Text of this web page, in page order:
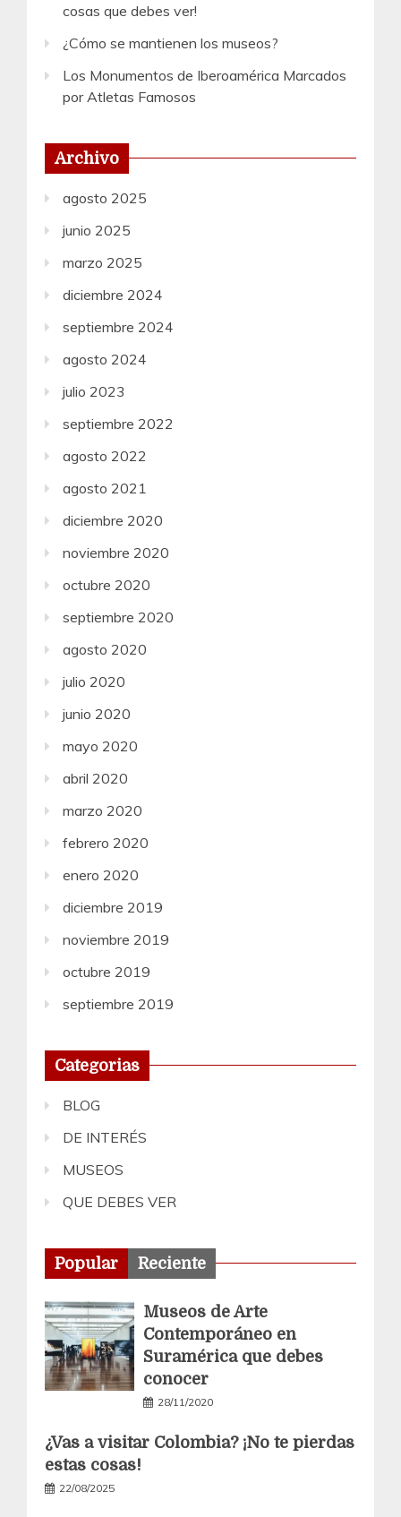
cosas que debes ver!
¿Cómo se mantienen los museos?
Los Monumentos de Iberoamérica Marcados
por Atletas Famosos
Archivo
agosto 2025
junio 2025
marzo 2025
diciembre 2024
septiembre 2024
agosto 2024
julio 2023
septiembre 2022
agosto 2022
agosto 2021
diciembre 2020
noviembre 2020
octubre 2020
septiembre 2020
agosto 2020
julio 2020
junio 2020
mayo 2020
abril 2020
marzo 2020
febrero 2020
enero 2020
diciembre 2019
noviembre 2019
octubre 2019
septiembre 2019
Categorias
BLOG
DE INTERÉS
MUSEOS
QUE DEBES VER
Popular Reciente
Museos de Arte
Contemporáneo en
Suramérica que debes
conocer
28/11/2020
¿Vas a visitar Colombia? ¡No te pierdas
estas cosas!
22/08/2025